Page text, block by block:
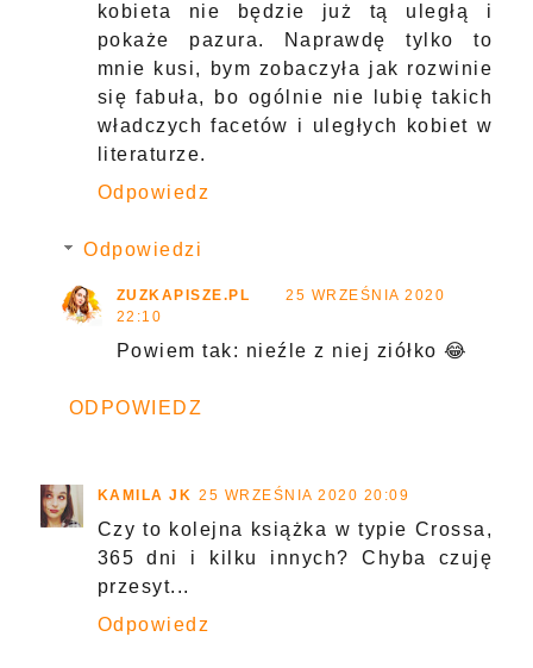
kobieta nie będzie już tą uległą i
pokaże pazura. Naprawdę tylko to
mnie kusi, bym zobaczyła jak rozwinie
się fabuła, bo ogólnie nie lubię takich
władczych facetów i uległych kobiet w
literaturze.
Odpowiedz
Odpowiedzi
ZUZKAPISZE.PL
25 WRZEŚNIA 2020
22:10
Powiem tak: nieźle z niej ziółko 😂
ODPOWIEDZ
KAMILA JK 25 WRZEŚNIA 2020 20:09
Czy to kolejna książka w typie Crossa,
365 dni i kilku innych? Chyba czuję
przesyt...
Odpowiedz